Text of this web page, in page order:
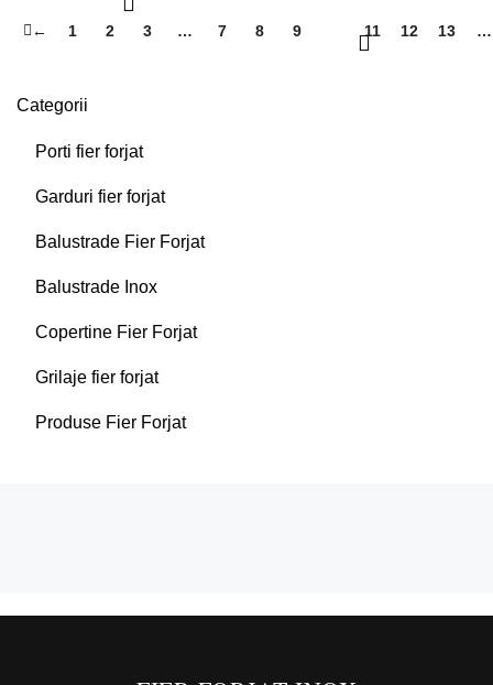
Categorii
Porti fier forjat
Garduri fier forjat
Balustrade Fier Forjat
Balustrade Inox
Copertine Fier Forjat
Grilaje fier forjat
Produse Fier Forjat
← 1 2 3 … 7 8 9 11 12 13 …